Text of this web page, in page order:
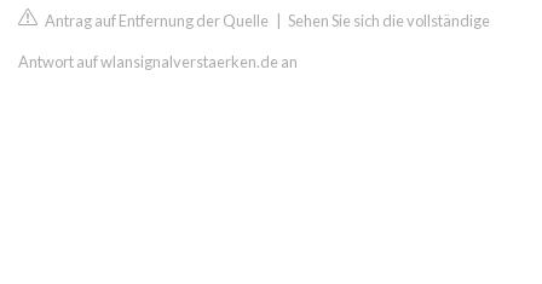
Antrag auf Entfernung der Quelle Sehen Sie sich die vollständige
Antwort auf wlansignalverstaerken.de an